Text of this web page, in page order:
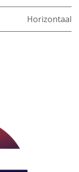
Horizontaal